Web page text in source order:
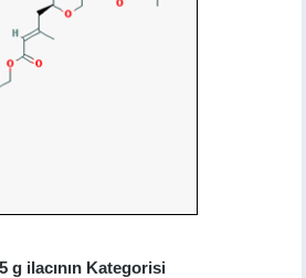
g ilacının Kategorisi